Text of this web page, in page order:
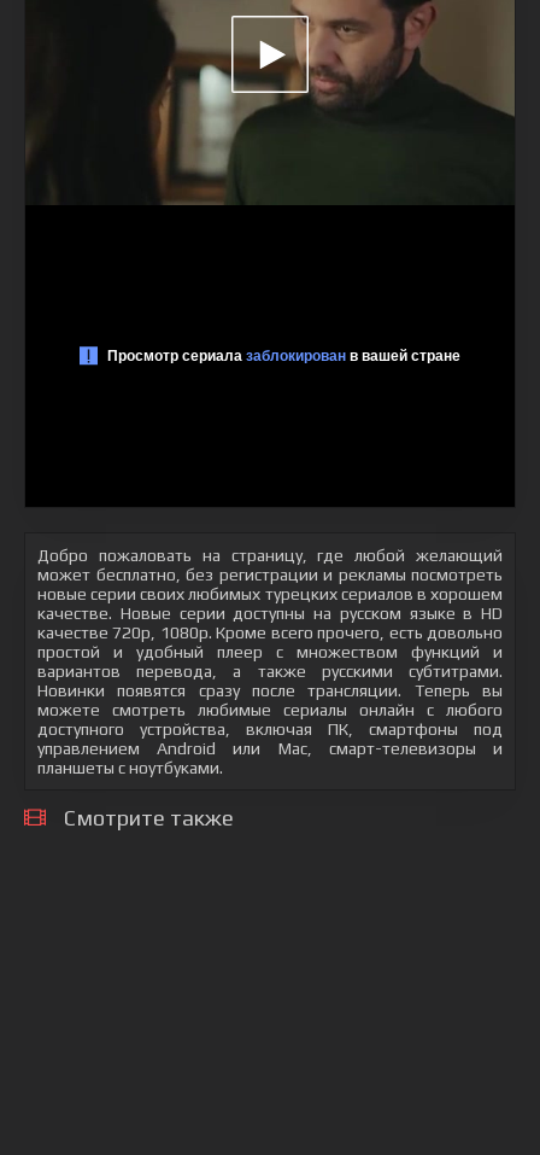
Добро пожаловать на страницу, где любой желающий
может бесплатно, без регистрации и рекламы посмотреть
новые серии своих любимых турецких сериалов в хорошем
качестве. Новые серии доступны на русском языке в HD
качестве 720p, 1080p. Кроме всего прочего, есть довольно
простой и удобный плеер с множеством функций и
вариантов перевода, а также русскими субтитрами.
Новинки появятся сразу после трансляции. Теперь вы
можете смотреть любимые сериалы онлайн с любого
доступного устройства, включая ПК, смартфоны под
управлением Android или Mac, смарт-телевизоры и
планшеты с ноутбуками.
Смотрите также